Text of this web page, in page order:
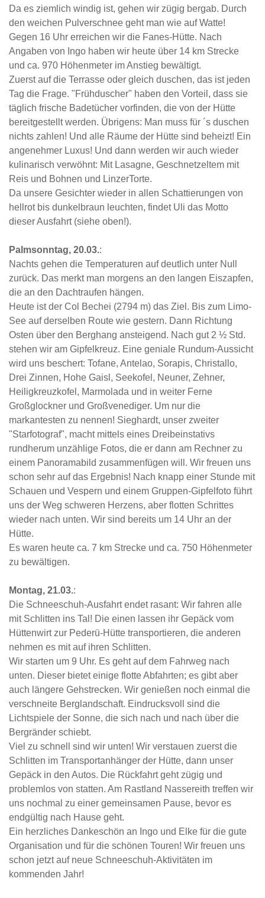
Da es ziemlich windig ist, gehen wir zügig bergab. Durch
den weichen Pulverschnee geht man wie auf Watte!
Gegen 16 Uhr erreichen wir die Fanes-Hütte. Nach
Angaben von Ingo haben wir heute über 14 km Strecke
und ca. 970 Höhenmeter im Anstieg bewältigt.
Zuerst auf die Terrasse oder gleich duschen, das ist jeden
Tag die Frage. "Frühduscher" haben den Vorteil, dass sie
täglich frische Badetücher vorfinden, die von der Hütte
bereitgestellt werden. Übrigens: Man muss für ´s duschen
nichts zahlen! Und alle Räume der Hütte sind beheizt! Ein
angenehmer Luxus! Und dann werden wir auch wieder
kulinarisch verwöhnt: Mit Lasagne, Geschnetzeltem mit
Reis und Bohnen und LinzerTorte.
Da unsere Gesichter wieder in allen Schattierungen von
hellrot bis dunkelbraun leuchten, findet Uli das Motto
dieser Ausfahrt (siehe oben!).
Palmsonntag, 20.03.:
Nachts gehen die Temperaturen auf deutlich unter Null
zurück. Das merkt man morgens an den langen Eiszapfen,
die an den Dachtraufen hängen.
Heute ist der Col Bechei (2794 m) das Ziel. Bis zum Limo-
See auf derselben Route wie gestern. Dann Richtung
Osten über den Berghang ansteigend. Nach gut 2 ½ Std.
stehen wir am Gipfelkreuz. Eine geniale Rundum-Aussicht
wird uns beschert: Tofane, Antelao, Sorapis, Christallo,
Drei Zinnen, Hohe Gaisl, Seekofel, Neuner, Zehner,
Heiligkreuzkofel, Marmolada und in weiter Ferne
Großglockner und Großvenediger. Um nur die
markantesten zu nennen! Sieghardt, unser zweiter
"Starfotograf", macht mittels eines Dreibeinstativs
rundherum unzählige Fotos, die er dann am Rechner zu
einem Panoramabild zusammenfügen will. Wir freuen uns
schon sehr auf das Ergebnis! Nach knapp einer Stunde mit
Schauen und Vespern und einem Gruppen-Gipfelfoto führt
uns der Weg schweren Herzens, aber flotten Schrittes
wieder nach unten. Wir sind bereits um 14 Uhr an der
Hütte.
Es waren heute ca. 7 km Strecke und ca. 750 Höhenmeter
zu bewältigen.
Montag, 21.03.:
Die Schneeschuh-Ausfahrt endet rasant: Wir fahren alle
mit Schlitten ins Tal! Die einen lassen ihr Gepäck vom
Hüttenwirt zur Pederü-Hütte transportieren, die anderen
nehmen es mit auf ihren Schlitten.
Wir starten um 9 Uhr. Es geht auf dem Fahrweg nach
unten. Dieser bietet einige flotte Abfahrten; es gibt aber
auch längere Gehstrecken. Wir genießen noch einmal die
verschneite Berglandschaft. Eindrucksvoll sind die
Lichtspiele der Sonne, die sich nach und nach über die
Bergränder schiebt.
Viel zu schnell sind wir unten! Wir verstauen zuerst die
Schlitten im Transportanhänger der Hütte, dann unser
Gepäck in den Autos. Die Rückfahrt geht zügig und
problemlos von statten. Am Rastland Nassereith treffen wir
uns nochmal zu einer gemeinsamen Pause, bevor es
endgültig nach Hause geht.
Ein herzliches Dankeschön an Ingo und Elke für die gute
Organisation und für die schönen Touren! Wir freuen uns
schon jetzt auf neue Schneeschuh-Aktivitäten im
kommenden Jahr!